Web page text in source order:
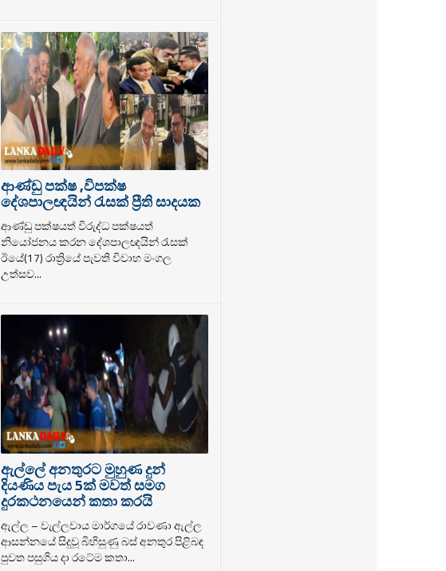
ආණ්ඩු පක්ෂ ,විපක්ෂ
දේශපාලඥයින් රැසක් ප්‍රීති සාදයක
ආණ්ඩු පක්ෂයත් විරුද්ධ පක්ෂයත්
නියෝජනය කරන දේශපාලඥයින් රැසක්
ඊයේ(17) රාත්‍රියේ පැවති විවාහ මංගල
උත්සව...
ඇල්ලේ අනතුරට මුහුණ දුන්
දියණිය පැය 5ක් මවත් සමග
දුරකථනයෙන් කතා කරයි
ඇල්ල – වැල්ලවාය මාර්ගයේ රාවණා ඇල්ල
ආසන්නයේ සිදුවූ බිහිසුණු බස් අනතුර පිළිබඳ
පුවත පසුගිය දා රටේම කතා...